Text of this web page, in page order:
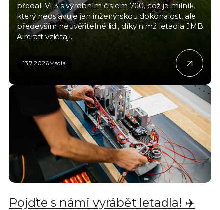
předali VL3 s výrobním číslem 700, což je milník,
který neoslavuje jen inženýrskou dokonalost, ale
především neuvěřitelné lidi, díky nimž letadla JMB
Aircraft vzlétají.
13.7.2026Média
Pojďte s námi vyrábět letadla! ✈️